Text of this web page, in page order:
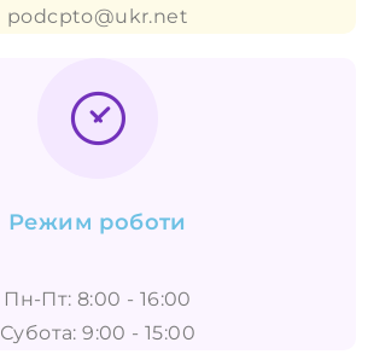
podcpto@ukr.net
Режим роботи
Пн-Пт: 8:00 - 16:00
Субота: 9:00 - 15:00